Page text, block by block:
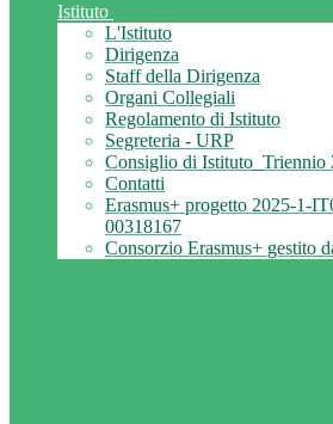
Istituto
L'Istituto
Dirigenza
Staff della Dirigenza
Organi Collegiali
Regolamento di Istituto
Segreteria - URP
Consiglio di Istituto_Triennio
Contatti
Erasmus+ progetto 2025-1-
00318167
Consorzio Erasmus+ gestito